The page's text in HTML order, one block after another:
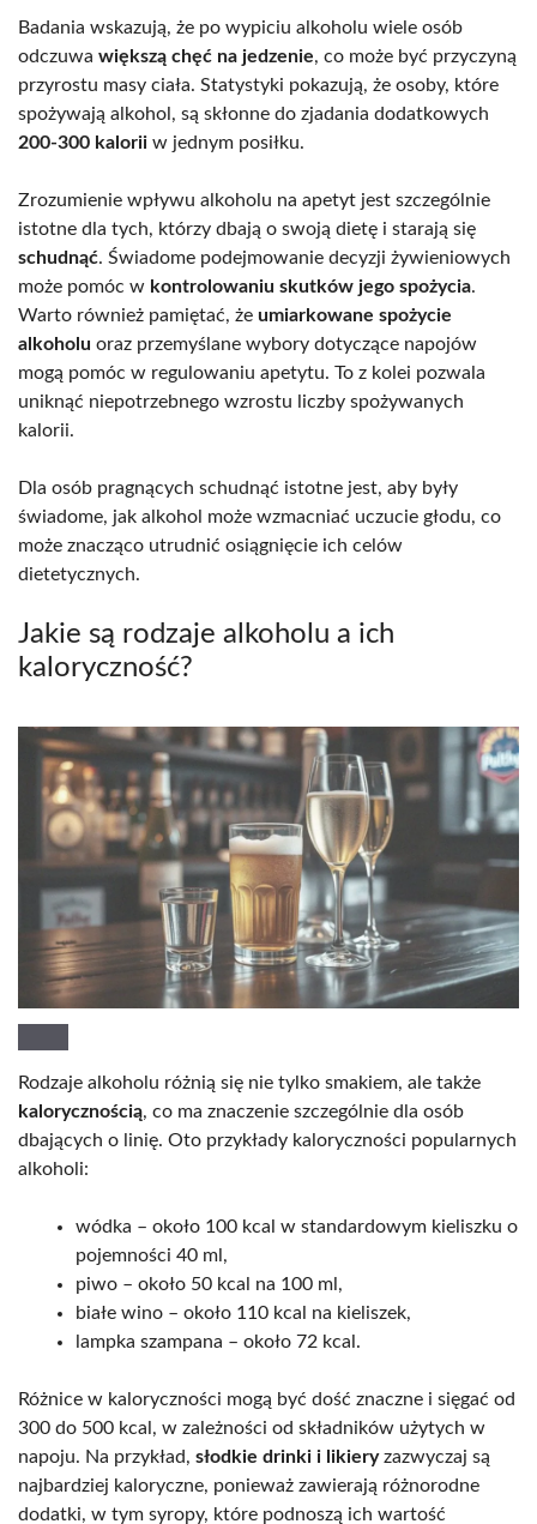
Badania wskazują, że po wypiciu alkoholu wiele osób
odczuwa większą chęć na jedzenie, co może być przyczyną
przyrostu masy ciała. Statystyki pokazują, że osoby, które
spożywają alkohol, są skłonne do zjadania dodatkowych
200-300 kalorii w jednym posiłku.
Zrozumienie wpływu alkoholu na apetyt jest szczególnie
istotne dla tych, którzy dbają o swoją dietę i starają się
schudnąć. Świadome podejmowanie decyzji żywieniowych
może pomóc w kontrolowaniu skutków jego spożycia.
Warto również pamiętać, że umiarkowane spożycie
alkoholu oraz przemyślane wybory dotyczące napojów
mogą pomóc w regulowaniu apetytu. To z kolei pozwala
uniknąć niepotrzebnego wzrostu liczby spożywanych
kalorii.
Dla osób pragnących schudnąć istotne jest, aby były
świadome, jak alkohol może wzmacniać uczucie głodu, co
może znacząco utrudnić osiągnięcie ich celów
dietetycznych.
Jakie są rodzaje alkoholu a ich
kaloryczność?
Rodzaje alkoholu różnią się nie tylko smakiem, ale także
kalorycznością, co ma znaczenie szczególnie dla osób
dbających o linię. Oto przykłady kaloryczności popularnych
alkoholi:
wódka – około 100 kcal w standardowym kieliszku o
pojemności 40 ml,
piwo – około 50 kcal na 100 ml,
białe wino – około 110 kcal na kieliszek,
lampka szampana – około 72 kcal.
Różnice w kaloryczności mogą być dość znaczne i sięgać od
300 do 500 kcal, w zależności od składników użytych w
napoju. Na przykład, słodkie drinki i likieryzazwyczaj są
najbardziej kaloryczne, ponieważ zawierają różnorodne
dodatki, w tym syropy, które podnoszą ich wartość